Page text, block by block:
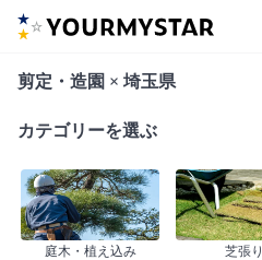
剪定・造園 × 埼玉県
カテゴリーを選ぶ
庭木・植え込み
芝張り